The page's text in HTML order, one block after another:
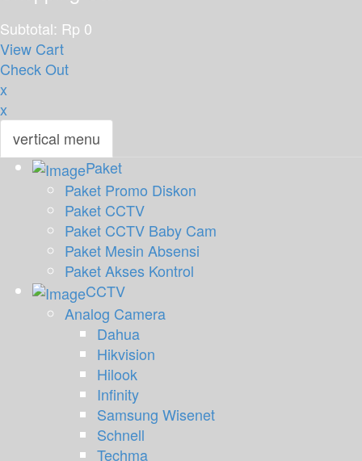
Subtotal: Rp 0
View Cart
Check Out
x
x
vertical menu
Paket
Paket Promo Diskon
Paket CCTV
Paket CCTV Baby Cam
Paket Mesin Absensi
Paket Akses Kontrol
CCTV
Analog Camera
Dahua
Hikvision
Hilook
Infinity
Samsung Wisenet
Schnell
Techma